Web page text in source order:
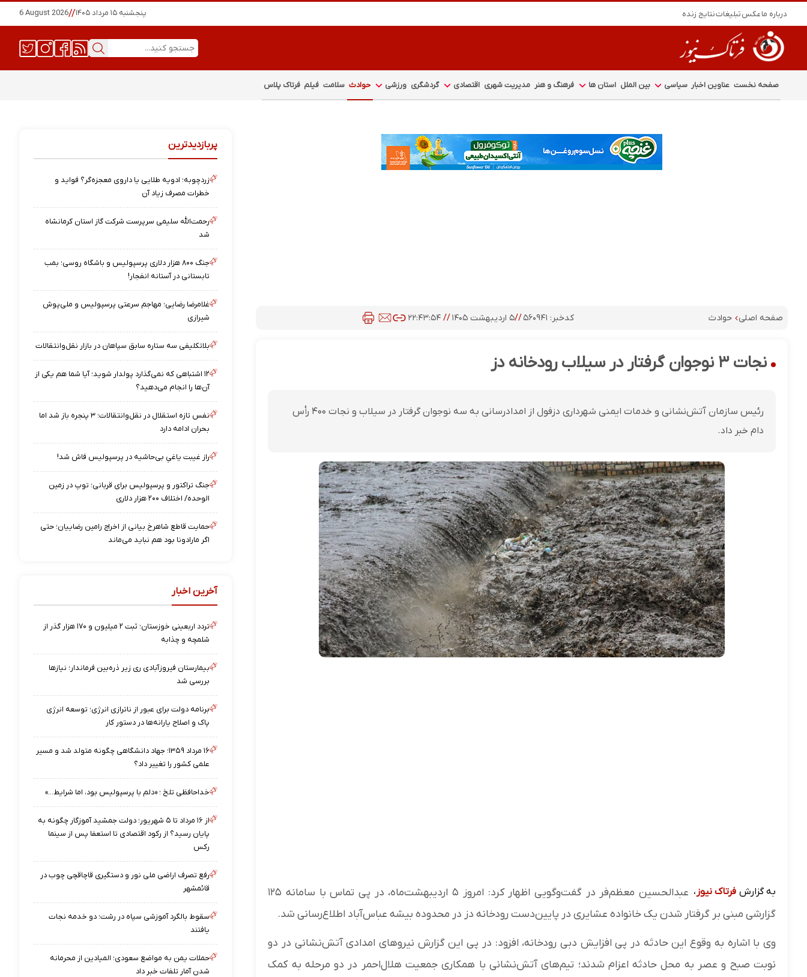
درباره ماعکستبلیغاتنتایج زنده پنجشنبه ۱۵ مرداد ۱۴۰۵ //
6 August 2026
صفحه نخست عناوین اخبار سیاسی بین الملل استان ها فرهنگ و هنر مدیریت شهری اقتصادی گردشگری ورزشی حوادث سلامت فیلم فرتاک پلاس
صفحه اصلی حوادث کدخبر: ۵۶۰۹۴۱ //۵ اردیبهشت ۱۴۰۵ // ۲۲:۴۳:۵۴
نجات ۳ نوجوان گرفتار در سیلاب رودخانه دز
رئیس سازمان آتش‌نشانی و خدمات ایمنی شهرداری دزفول از امدادرسانی به سه نوجوان گرفتار در سیلاب و نجات ۴۰۰ رأس
دام خبر داد.
به گزارش فرتاک نیوز ،
عبدالحسین معظم‌فر در گفت‌وگویی اظهار کرد: امروز ۵ اردیبهشت‌ماه، در پی تماس با سامانه ۱۲۵
گزارشی مبنی بر گرفتار شدن یک خانواده عشایری در پایین‌دست رودخانه دز در محدوده بیشه عباس‌آباد اطلاع‌رسانی شد.
وی با اشاره به وقوع این حادثه در پی افزایش دبی رودخانه، افزود: در پی این گزارش نیروهای امدادی آتش‌نشانی در دو
نوبت صبح و عصر به محل حادثه اعزام شدند؛ تیم‌های آتش‌نشانی با همکاری جمعیت هلال‌احمر در دو مرحله به کمک
پربازدیدترین
زردچوبه؛ ادویه طلایی یا داروی معجزه‌گر؟ فواید و
خطرات مصرف زیاد آن
رحمت‌الله سلیمی سرپرست شرکت گاز استان کرمانشاه
شد
جنگ ۸۰۰ هزار دلاری پرسپولیس و باشگاه روسی؛ بمب
تابستانی در آستانه انفجار!
غلامرضا رضایی؛ مهاجم سرعتی پرسپولیس و ملی‌پوش
شیرازی
بلاتکلیفی سه ستاره سابق سپاهان در بازار نقل‌وانتقالات
۱۲ اشتباهی که نمی‌گذارد پولدار شوید؛ آیا شما هم یکی از
آن‌ها را انجام می‌دهید؟
نفس تازه استقلال در نقل‌وانتقالات؛ ۳ پنجره باز شد اما
بحران ادامه دارد
راز غیبت یاغیِ بی‌حاشیه در پرسپولیس فاش شد!
جنگ تراکتور و پرسپولیس برای قربانی؛ توپ در زمین
الوحده/ اختلاف ۲۰۰ هزار دلاری
حمایت قاطع شاهرخ بیانی از اخراج رامین رضاییان؛ حتی
اگر مارادونا بود هم نباید می‌ماند
آخرین اخبار
تردد اربعینی خوزستان؛ ثبت ۲ میلیون و ۱۷۰ هزار گذر از
شلمچه و چذابه
بیمارستان فیروزآبادی ری زیر ذره‌بین فرماندار؛ نیازها
بررسی شد
برنامه دولت برای عبور از ناترازی انرژی؛ توسعه انرژی
پاک و اصلاح یارانه‌ها در دستور کار
۱۶ مرداد ۱۳۵۹؛ جهاد دانشگاهی چگونه متولد شد و مسیر
علمی کشور را تغییر داد؟
خداحافظی تلخ ؛ «دلم با پرسپولیس بود، اما شرایط…»
از ۱۶ مرداد تا ۵ شهریور؛ دولت جمشید آموزگار چگونه به
پایان رسید؟ از رکود اقتصادی تا استعفا پس از سینما
رکس
رفع تصرف اراضی ملی نور و دستگیری قاچاقچی چوب در
قائمشهر
سقوط بالگرد آموزشی سپاه در رشت؛ دو خدمه نجات
یافتند
حملات یمن به مواضع سعودی؛ المیادین از محرمانه
شدن آمار تلفات خبر داد